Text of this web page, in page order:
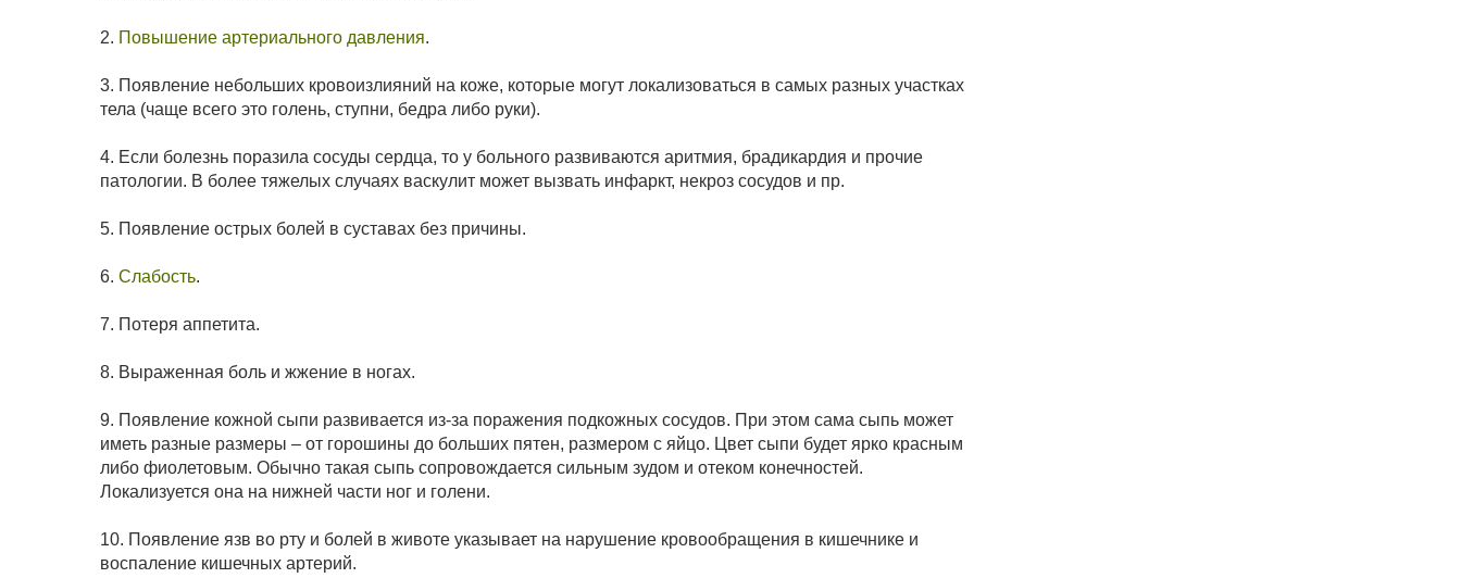
2. Повышение артериального давления.
3. Появление небольших кровоизлияний на коже, которые могут локализоваться в самых разных участках
тела (чаще всего это голень, ступни, бедра либо руки).
4. Если болезнь поразила сосуды сердца, то у больного развиваются аритмия, брадикардия и прочие
патологии. В более тяжелых случаях васкулит может вызвать инфаркт, некроз сосудов и пр.
5. Появление острых болей в суставах без причины.
6. Слабость.
7. Потеря аппетита.
8. Выраженная боль и жжение в ногах.
9. Появление кожной сыпи развивается из-за поражения подкожных сосудов. При этом сама сыпь может
иметь разные размеры – от горошины до больших пятен, размером с яйцо. Цвет сыпи будет ярко красным
либо фиолетовым. Обычно такая сыпь сопровождается сильным зудом и отеком конечностей.
Локализуется она на нижней части ног и голени.
10. Появление язв во рту и болей в животе указывает на нарушение кровообращения в кишечнике и
воспаление кишечных артерий.